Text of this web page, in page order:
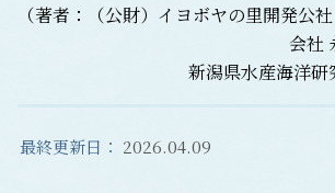
（著者：（公財）イヨボヤの里開発公
会社
新潟県水産海洋
最終更新日： 2026.04.09